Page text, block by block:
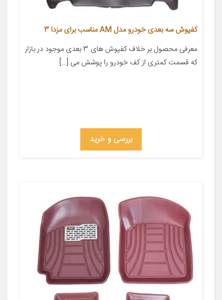
کفپوش سه بعدی خودرو مدل AM مناسب برای مزدا 3
معرفی محصول بر خلاف کفپوش های 3 بعدی موجود در بازار
که قسمت کمتری از کف خودرو را پوشش می […]
بررسی و خرید